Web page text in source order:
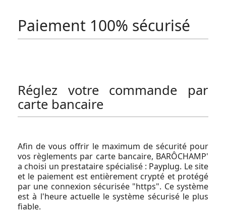
Paiement 100% sécurisé
Réglez votre commande par
carte bancaire
Afin de vous offrir le maximum de sécurité pour
vos règlements par carte bancaire, BARÔCHAMP'
a choisi un prestataire spécialisé : Payplug. Le site
et le paiement est entièrement crypté et protégé
par une connexion sécurisée "https". Ce système
est à l'heure actuelle le système sécurisé le plus
fiable.